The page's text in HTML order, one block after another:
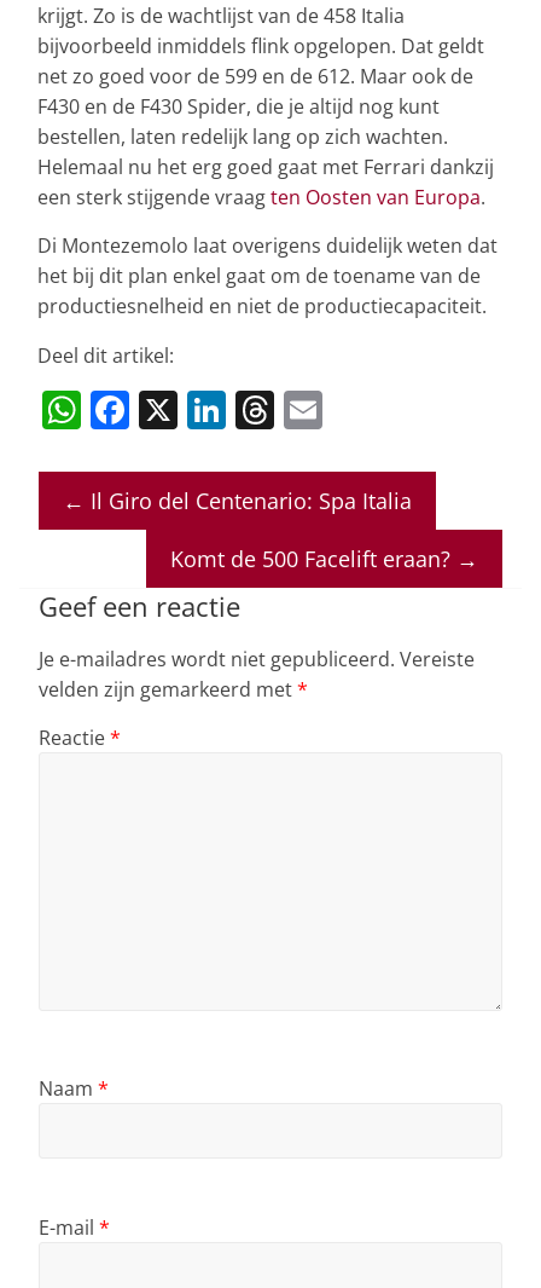
krijgt. Zo is de wachtlijst van de 458 Italia
bijvoorbeeld inmiddels flink opgelopen. Dat geldt
net zo goed voor de 599 en de 612. Maar ook de
F430 en de F430 Spider, die je altijd nog kunt
bestellen, laten redelijk lang op zich wachten.
Helemaal nu het erg goed gaat met Ferrari dankzij
een sterk stijgende vraagten Oosten van Europa.
Di Montezemolo laat overigens duidelijk weten dat
het bij dit plan enkel gaat om de toename van de
productiesnelheid en niet de productiecapaciteit.
Deel dit artikel:
W
at
s
p
p
F
c
e
o
o
k
X Li
k
e
dI
n
T
re
a
d
s
ai
l
← Il Giro del Centenario: Spa Italia
Komt de 500 Facelift eraan? →
Geef een reactie
Je e-mailadres wordt niet gepubliceerd. Vereiste
velden zijn gemarkeerd met*
Reactie*
Naam *
E-mail *